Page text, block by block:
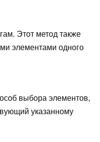
Этот метод также
элементами одного
выбора элементов,
указанному